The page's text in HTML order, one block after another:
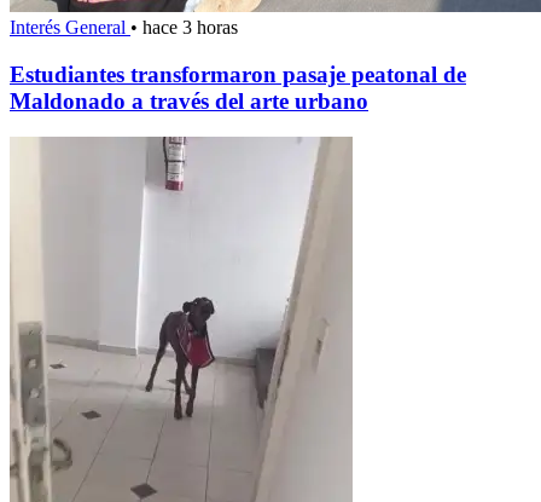
Interés General • hace 3 horas
Estudiantes transformaron pasaje peatonal de
Maldonado a través del arte urbano